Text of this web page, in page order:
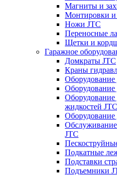
Магниты и
Монтировки и
Ножи JTC
Переносные
Щетки и
Гаражное
Домкраты JTC
Краны
Оборудование
Оборудование
Оборудование
жидкостей JTC
Оборудование
JTC
Подкатные
Подставки
Подъемники